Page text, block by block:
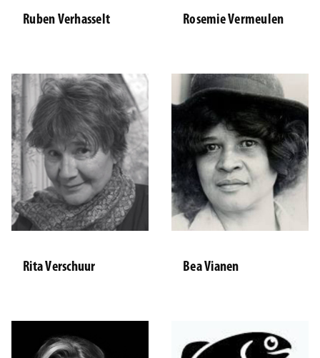
Ruben Verhasselt Rosemie Vermeulen
Rita Verschuur Bea Vianen